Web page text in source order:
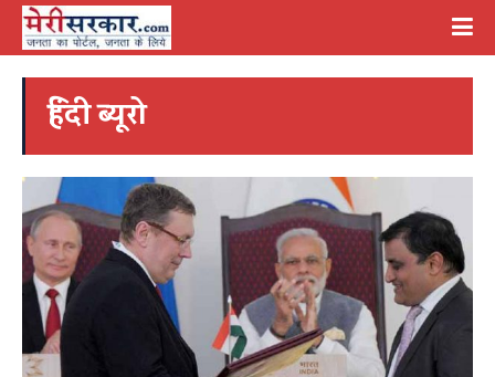
हिंदी ब्यूरो